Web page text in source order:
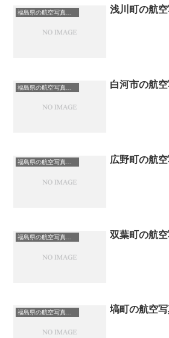
浅川町の航
白河市の航
福島県の航空写真・空中写真 広野町の航
双葉町の航
塙町の航空